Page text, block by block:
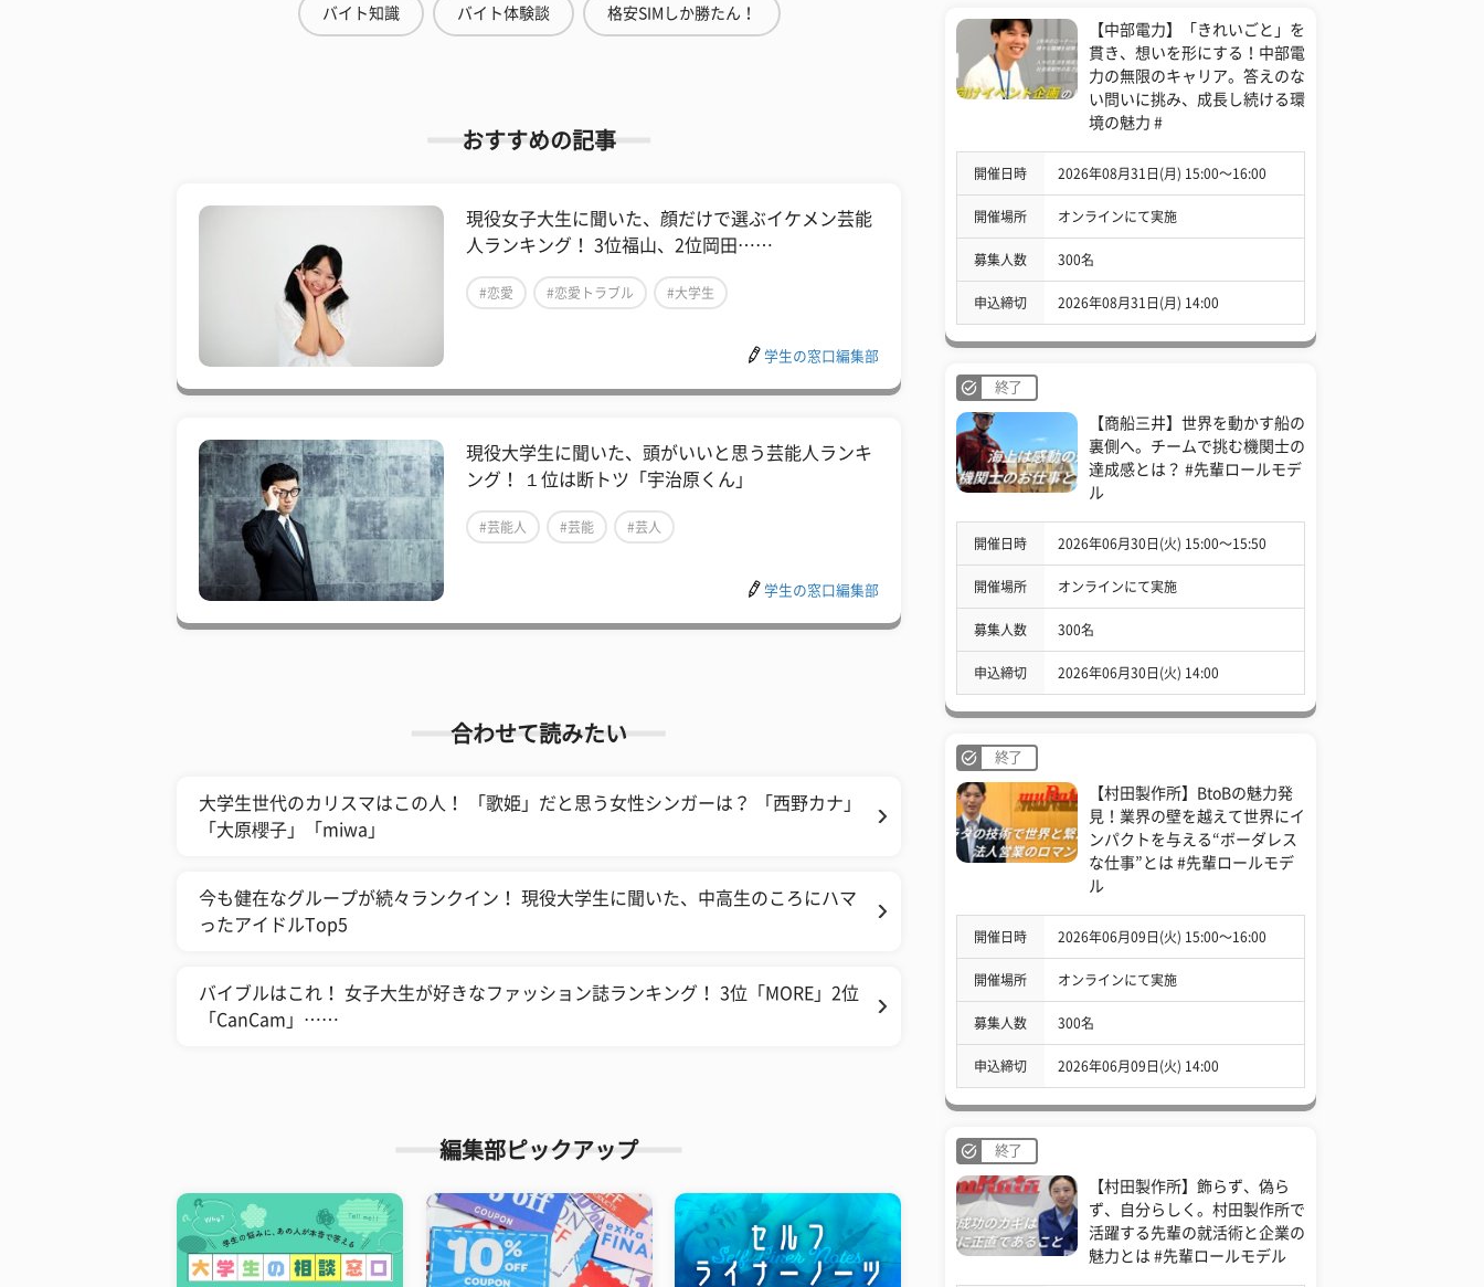
バイト知識 バイト体験談 格安SIMしか勝たん！
おすすめの記事
現役女子大生に聞いた、顔だけで選ぶイケメン芸能
人ランキング！ 3位福山、2位岡田……
#恋愛 #恋愛トラブル #大学生
学生の窓口編集部
現役大学生に聞いた、頭がいいと思う芸能人ランキ
ング！ １位は断トツ「宇治原くん」
#芸能人 #芸能 #芸人
学生の窓口編集部
合わせて読みたい
大学生世代のカリスマはこの人！ 「歌姫」だと思う女性シンガーは？ 「西野カナ」
「大原櫻子」「miwa」
今も健在なグループが続々ランクイン！ 現役大学生に聞いた、中高生のころにハマ
ったアイドルTop5
バイブルはこれ！ 女子大生が好きなファッション誌ランキング！ 3位「MORE」2位
「CanCam」……
編集部ピックアップ
【中部電力】「きれいごと」を
貫き、想いを形にする！中部電
力の無限のキャリア。答えのな
い問いに挑み、成長し続ける環
境の魅力 #
開催日時 2026年08月31日(月) 15:00〜16:00
開催場所 オンラインにて実施
募集人数 300名
申込締切 2026年08月31日(月) 14:00
終了
【商船三井】世界を動かす船の
裏側へ。チームで挑む機関士の
達成感とは？ #先輩ロールモデ
ル
開催日時 2026年06月30日(火) 15:00〜15:50
開催場所 オンラインにて実施
募集人数 300名
申込締切 2026年06月30日(火) 14:00
終了
【村田製作所】BtoBの魅力発
見！業界の壁を越えて世界にイ
ンパクトを与える“ボーダレス
な仕事”とは #先輩ロールモデ
ル
開催日時 2026年06月09日(火) 15:00〜16:00
開催場所 オンラインにて実施
募集人数 300名
申込締切 2026年06月09日(火) 14:00
終了
【村田製作所】飾らず、偽ら
ず、自分らしく。村田製作所で
活躍する先輩の就活術と企業の
魅力とは #先輩ロールモデル